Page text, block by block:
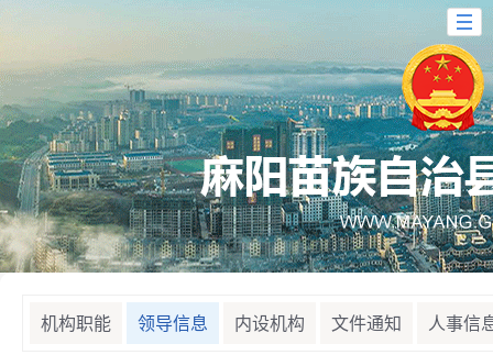
机构职能 领导信息 内设机构 文件通知 人事信